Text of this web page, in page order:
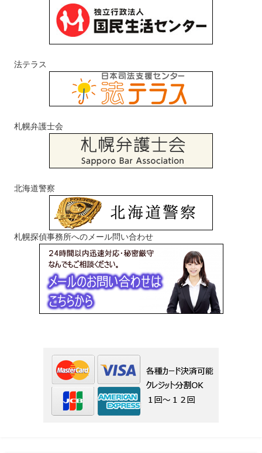
法テラス
札幌弁護士会
北海道警察
札幌探偵事務所へのメール問い合わせ